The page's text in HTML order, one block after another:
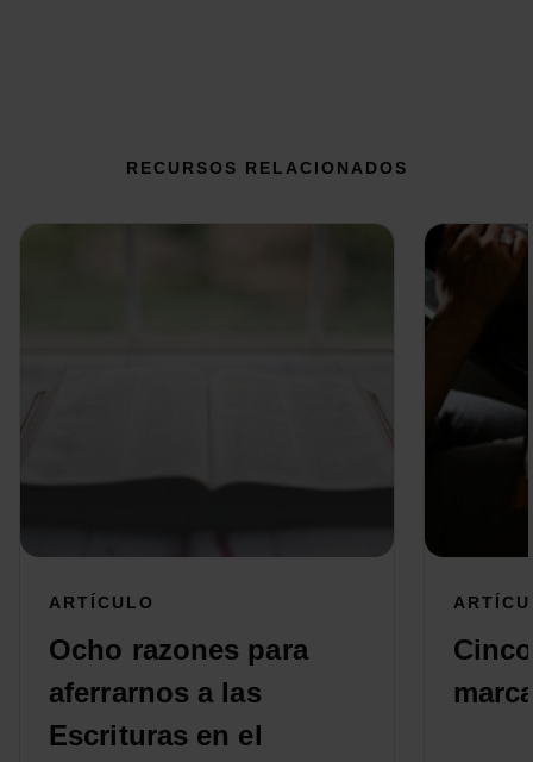
RECURSOS RELACIONADOS
ARTÍCULO
Ocho razones para
aferrarnos a las
Escrituras en el